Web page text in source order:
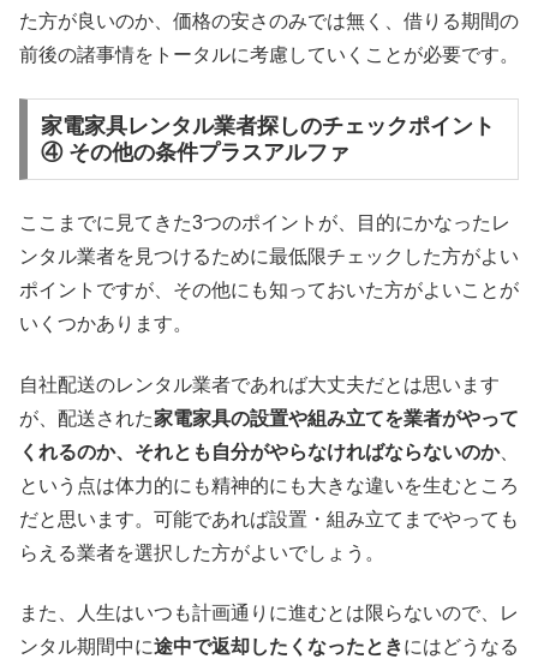
た方が良いのか、価格の安さのみでは無く、借りる期間の
前後の諸事情をトータルに考慮していくことが必要です。
家電家具レンタル業者探しのチェックポイント
④ その他の条件プラスアルファ
ここまでに見てきた3つのポイントが、目的にかなったレ
ンタル業者を見つけるために最低限チェックした方がよい
ポイントですが、その他にも知っておいた方がよいことが
いくつかあります。
自社配送のレンタル業者であれば大丈夫だとは思います
が、配送された家電家具の設置や組み立てを業者がやって
くれるのか、それとも自分がやらなければならないのか、
という点は体力的にも精神的にも大きな違いを生むところ
だと思います。可能であれば設置・組み立てまでやっても
らえる業者を選択した方がよいでしょう。
また、人生はいつも計画通りに進むとは限らないので、レ
ンタル期間中に途中で返却したくなったときにはどうなる